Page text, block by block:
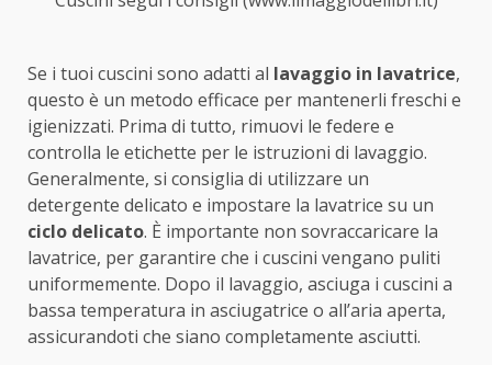
Se i tuoi cuscini sono adatti al lavaggio in lavatrice,
questo è un metodo efficace per mantenerli freschi e
igienizzati. Prima di tutto, rimuovi le federe e
controlla le etichette per le istruzioni di lavaggio.
Generalmente, si consiglia di utilizzare un
detergente delicato e impostare la lavatrice su un
ciclo delicato. È importante non sovraccaricare la
lavatrice, per garantire che i cuscini vengano puliti
uniformemente. Dopo il lavaggio, asciuga i cuscini a
bassa temperatura in asciugatrice o all’aria aperta,
assicurandoti che siano completamente asciutti.